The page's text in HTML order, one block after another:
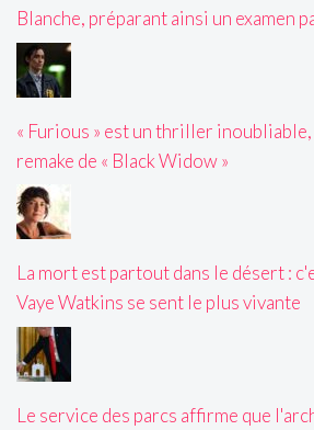
Blanche, préparant ainsi un examen
« Furious » est un thriller
remake de « Black Widow »
La mort est partout dans le désert :
Vaye Watkins se sent le plus vivante
Le service des parcs affirme que